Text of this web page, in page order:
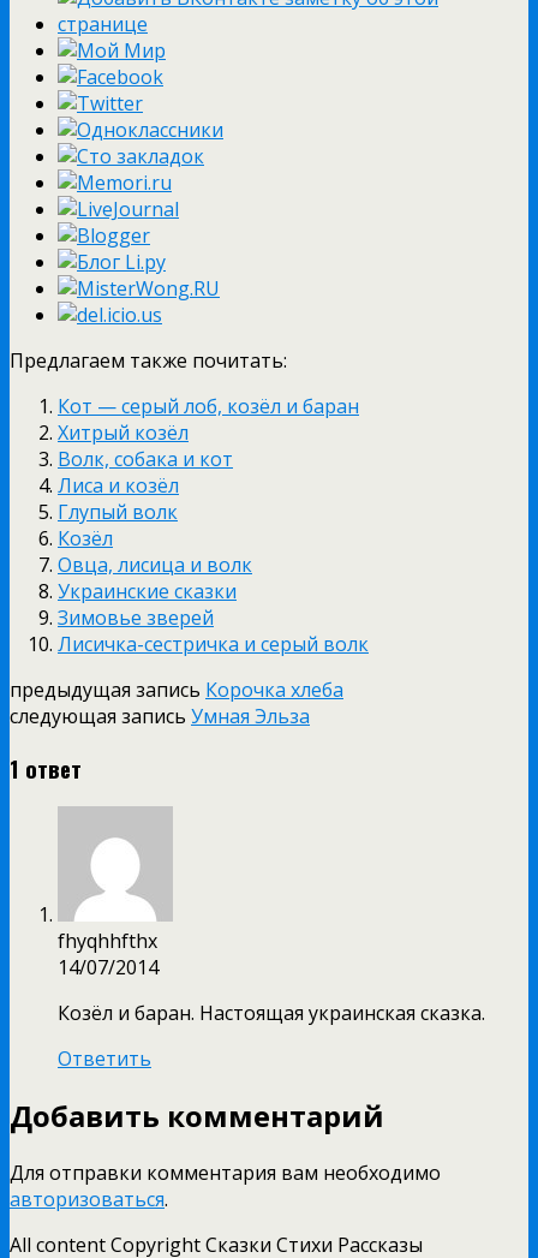
Предлагаем также почитать:
Кот — серый лоб, козёл и баран
Хитрый козёл
Волк, собака и кот
Лиса и козёл
Глупый волк
Козёл
Овца, лисица и волк
Украинские сказки
Зимовье зверей
Лисичка-сестричка и серый волк
предыдущая запись Корочка хлеба
следующая запись Умная Эльза
1 ответ
fhyqhhfthx
14/07/2014
Козёл и баран. Настоящая украинская сказка.
Ответить
Добавить комментарий
Для отправки комментария вам необходимо
авторизоваться.
All content Copyright Сказки Стихи Рассказы